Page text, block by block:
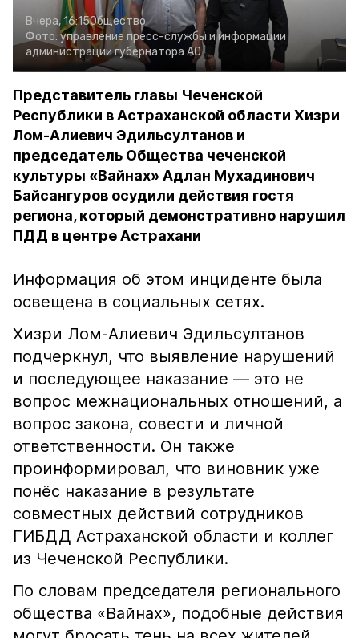
Вчера, 16:15Общество
Фото: управление пресс-службы и информации
администрации губернатора АО
Представитель главы Чеченской
Республики в Астраханской области Хизри
Лом-Алиевич Эдильсултанов и
председатель Общества чеченской
культуры «Вайнах» Адлан Мухадинович
Байсангуров осудили действия гостя
региона, который демонстративно нарушил
ПДД в центре Астрахани
Информация об этом инциденте была
освещена в социальных сетях.
Хизри Лом-Алиевич Эдильсултанов
подчеркнул, что выявление нарушений
и последующее наказание — это не
вопрос межнациональных отношений, а
вопрос закона, совести и личной
ответственности. Он также
проинформировал, что виновник уже
понёс наказание в результате
совместных действий сотрудников
ГИБДД Астраханской области и коллег
из Чеченской Республики.
По словам председателя регионального
общества «Вайнах», подобные действия